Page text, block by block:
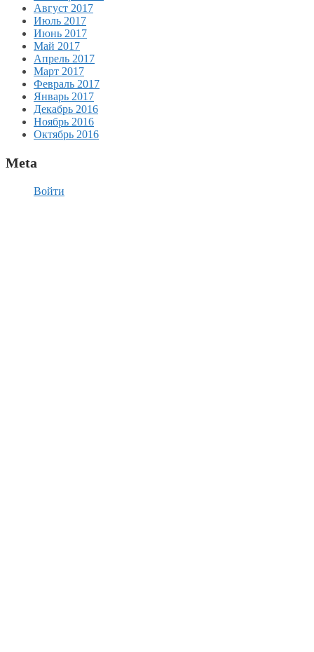
Август 2017
Июль 2017
Июнь 2017
Май 2017
Апрель 2017
Март 2017
Февраль 2017
Январь 2017
Декабрь 2016
Ноябрь 2016
Октябрь 2016
Meta
Войти